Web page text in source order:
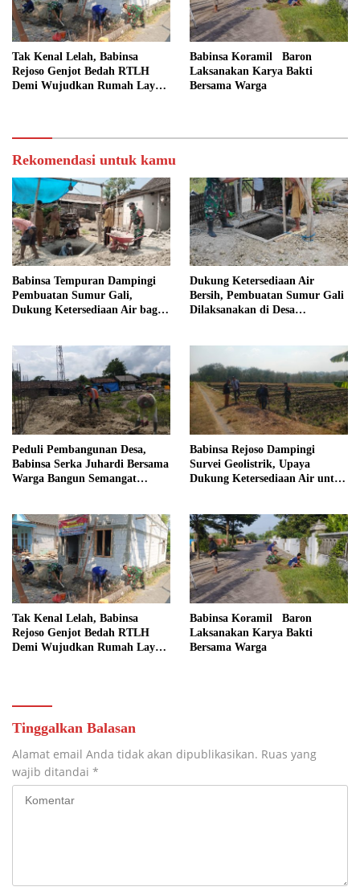
Tak Kenal Lelah, Babinsa
Rejoso Genjot Bedah RTLH
Demi Wujudkan Rumah Layak
Babinsa Koramil Baron
Laksanakan Karya Bakti
Bersama Warga
Rekomendasi untuk kamu
Babinsa Tempuran Dampingi
Pembuatan Sumur Gali,
Dukung Ketersediaan Air bagi
Dukung Ketersediaan Air
Bersih, Pembuatan Sumur Gali
Dilaksanakan di Desa
Peduli Pembangunan Desa,
Babinsa Serka Juhardi Bersama
Warga Bangun Semangat
Babinsa Rejoso Dampingi
Survei Geolistrik, Upaya
Dukung Ketersediaan Air untuk
Tak Kenal Lelah, Babinsa
Rejoso Genjot Bedah RTLH
Demi Wujudkan Rumah Layak
Babinsa Koramil Baron
Laksanakan Karya Bakti
Bersama Warga
Tinggalkan Balasan
Alamat email Anda tidak akan dipublikasikan. Ruas yang
wajib ditandai *